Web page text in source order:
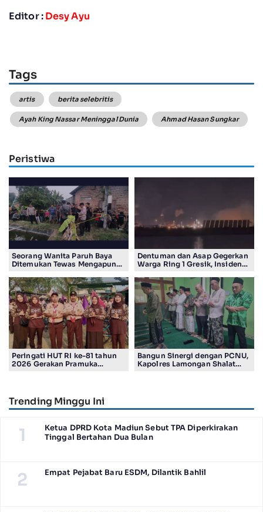
Editor :Desy Ayu
Tags
artis berita selebritis
Ayah King Nassar Meninggal Dunia Ahmad Hasan Sungkar
Peristiwa
Seorang Wanita Paruh Baya
Ditemukan Tewas Mengapung
Dentuman dan Asap Gegerkan
Warga Ring 1 Gresik, Insiden
Smelting
Peringati HUT RI ke-81 tahun
2026 Gerakan Pramuka
Bangun Sinergi dengan PCNU,
Kapolres Lamongan Shalat
Trending Minggu Ini
1
Ketua DPRD Kota Madiun Sebut TPA Diperkirakan
Tinggal Bertahan Dua Bulan
2 Empat Pejabat Baru ESDM, Dilantik Bahlil